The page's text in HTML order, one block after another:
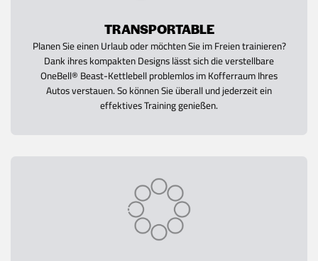
TRANSPORTABLE
Planen Sie einen Urlaub oder möchten Sie im Freien trainieren?
Dank ihres kompakten Designs lässt sich die verstellbare
OneBell® Beast-Kettlebell problemlos im Kofferraum Ihres
Autos verstauen. So können Sie überall und jederzeit ein
effektives Training genießen.